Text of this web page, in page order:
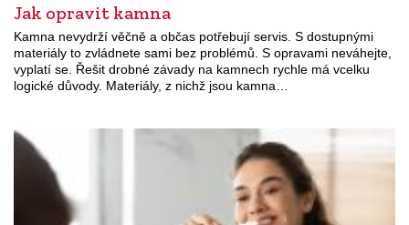
Jak opravit kamna
Kamna nevydrží věčně a občas potřebují servis. S dostupnými
materiály to zvládnete sami bez problémů. S opravami neváhejte,
vyplatí se. Řešit drobné závady na kamnech rychle má vcelku
logické důvody. Materiály, z nichž jsou kamna…